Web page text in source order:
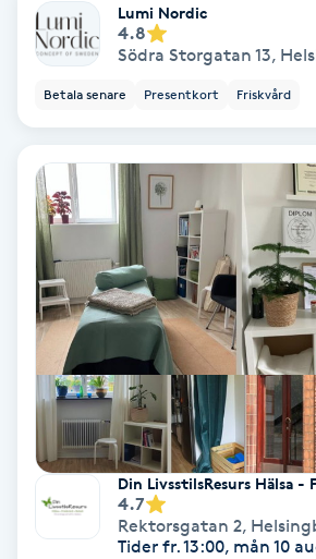
Kostrådgivning
Kroppsinpackning
Kroppspeeling
Käkledsbehandling
Kärlbehandling
Laserbehandling
Lashlift Keratin
LED-ljusterapi
Lumi Nordic
4.8
Södra Storgatan 13,
Betala senare Presentkort Friskvård
Din LivsstilsResurs Hälsa -
4.7
Rektorsgatan 2,
Tider fr. 13:00, mån 10